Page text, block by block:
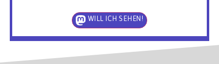
WILL ICH SEHEN!